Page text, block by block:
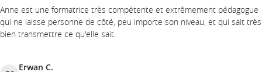
Anne est une formatrice très compétente et extrêmement pédagogue
qui ne laisse personne de côté, peu importe son niveau, et qui sait très
bien transmettre ce qu'elle sait.
Erwan C.